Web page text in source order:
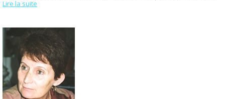
Lire la suite